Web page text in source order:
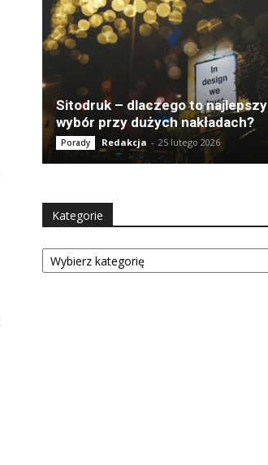
Sitodruk – dlaczego to najlepszy
wybór przy dużych nakładach?
Porady Redakcja - 25 lutego 2026
Kategorie
Kategorie